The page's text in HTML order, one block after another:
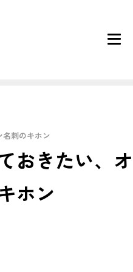
名刺のキホン
おきたい、オ
ホン